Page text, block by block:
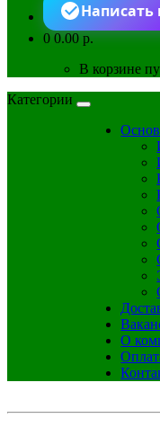
Написать
00.00 р.
В корзине
Категории
О